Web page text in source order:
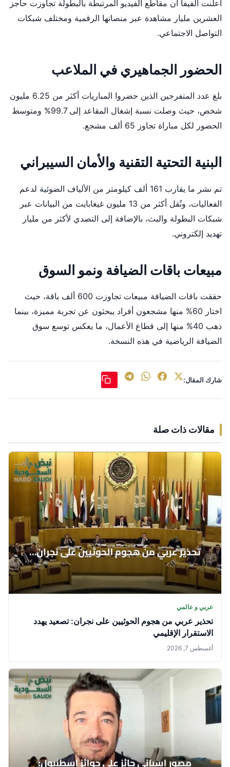
أعلنت الفيفا أن مقاطع الفيديو المرتبطة بالبطولة تجاوزت حاجز
العشرين مليار مشاهدة عبر منصاتها الرقمية ومختلف شبكات
التواصل الاجتماعي.
الحضور الجماهيري في الملاعب
بلغ عدد المتفرجين الذين حضروا المباريات أكثر من 6.25 مليون
شخص، حيث وصلت نسبة إشغال المقاعد إلى 99.7% ومتوسط
الحضور لكل مباراة تجاوز 65 ألف مشجع.
البنية التحتية التقنية والأمان السيبراني
تم نشر ما يقارب 161 ألف كيلومتر من الألياف الضوئية لدعم
الفعاليات، ونُقل أكثر من 13 مليون غيغابايت من البيانات عبر
شبكات البطولة والبث، بالإضافة إلى التصدي لأكثر من مليار
تهديد إلكتروني.
مبيعات باقات الضيافة ونمو السوق
حققت باقات الضيافة مبيعات تجاوزت 600 ألف باقة، حيث
اختار 60% منها مشجعون أفراد يبحثون عن تجربة مميزة، بينما
ذهب 40% منها إلى قطاع الأعمال، ما يعكس توسع سوق
الضيافة الرياضية في هذه النسخة.
شارك المقال:
مقالات ذات صلة
عربي و عالمي
تحذير عربي من هجوم الحوثيين على نجران: تصعيد يهدد
الاستقرار الإقليمي
أغسطس 7, 2026